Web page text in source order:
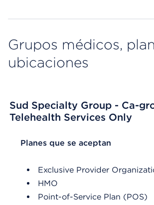
Grupos médicos,
ubicaciones
Sud Specialty Group - Ca-
Telehealth Services Only
List Header Planes que se aceptan
Planes que se aceptan
Exclusive Provider
HMO
Point-of-Service Plan (POS)